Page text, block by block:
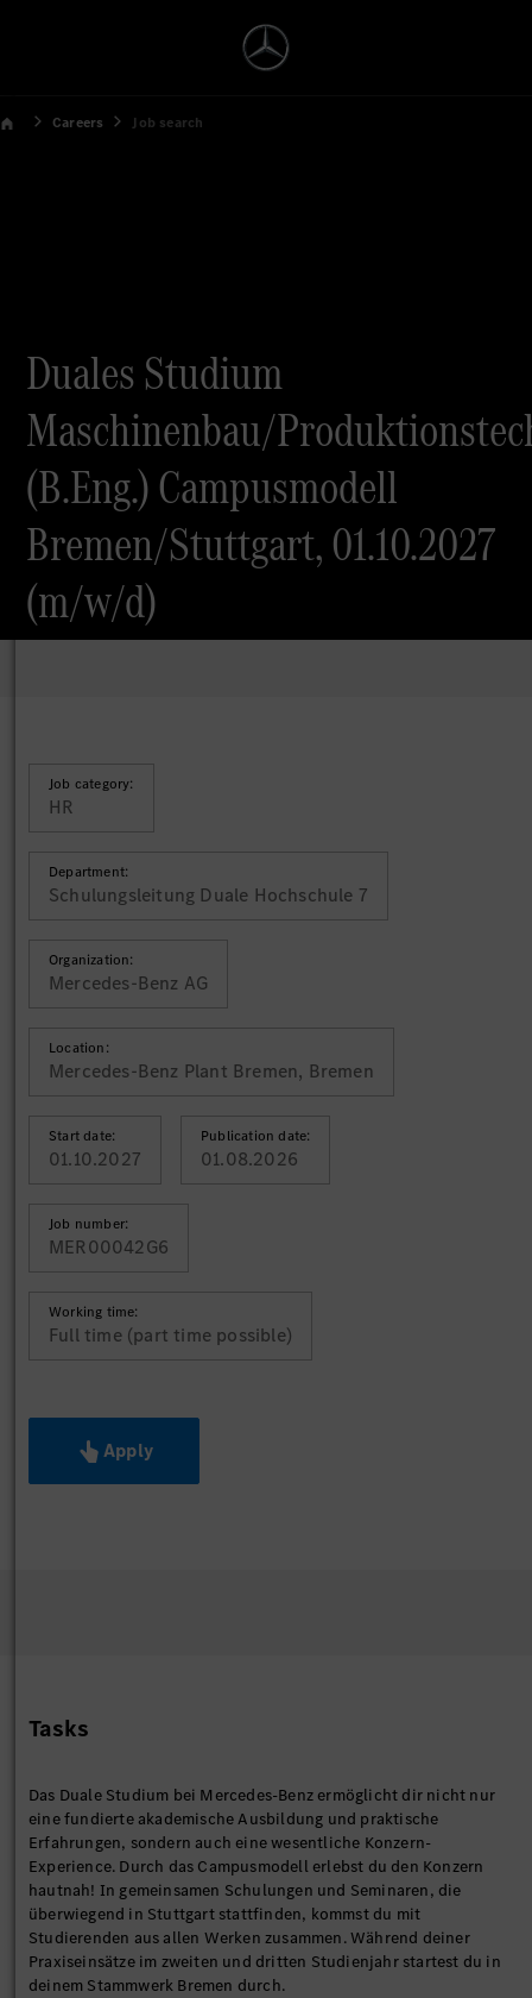
Careers Job search
Duales Studium
Maschinenbau/
(B.Eng.) Campusmodell
Bremen/Stuttgart, 01.10.2027
(m/w/d)
Job category:
HR
Department:
Schulungsleitung Duale Hochschule 7
Organization:
Mercedes-Benz AG
Location:
Mercedes-Benz Plant Bremen, Bremen
Start date:
01.10.2027
Publication date:
01.08.2026
Job number:
MER00042G6
Working time:
Full time (part time possible)
Apply
Tasks
Das Duale Studium bei Mercedes-Benz ermöglicht dir nicht nur
eine fundierte akademische Ausbildung und praktische
Erfahrungen, sondern auch eine wesentliche Konzern-
Experience. Durch das Campusmodell erlebst du den Konzern
hautnah! In gemeinsamen Schulungen und Seminaren, die
überwiegend in Stuttgart stattfinden, kommst du mit
Studierenden aus allen Werken zusammen. Während deiner
Praxiseinsätze im zweiten und dritten Studienjahr startest du in
deinem Stammwerk Bremen durch.